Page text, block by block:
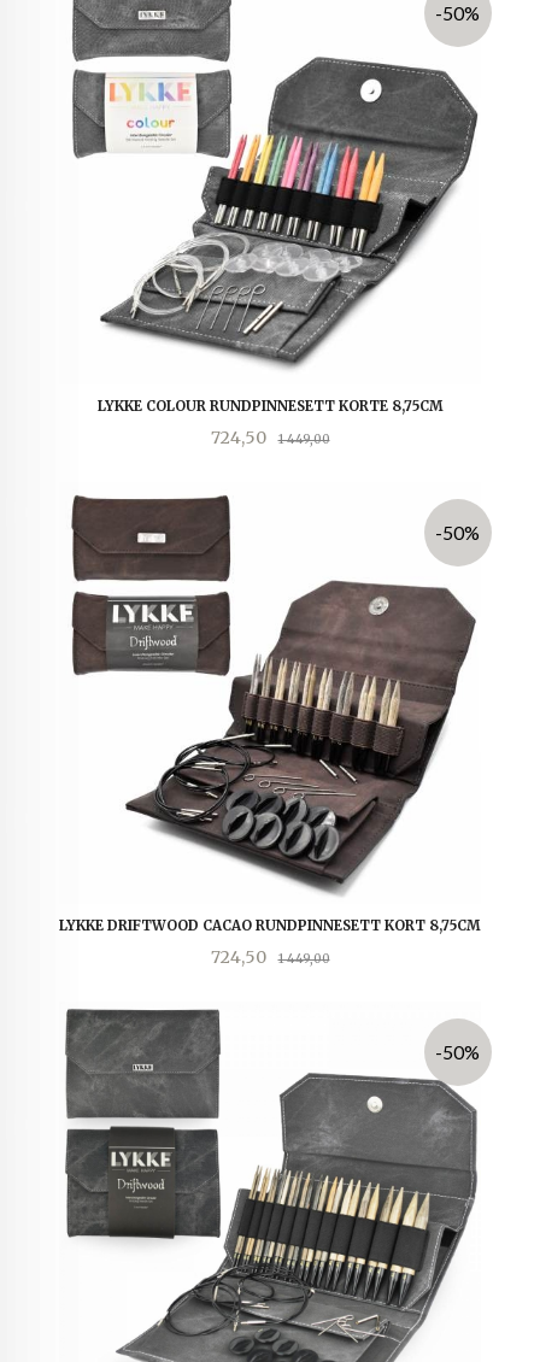
LYKKE COLOUR RUNDPINNESETT KORTE 8,75CM
Tilbud
724,50 1 449,00Rabatt
-50%
LYKKE DRIFTWOOD CACAO RUNDPINNESETT KORT 8,75CM
Tilbud
724,50 1 449,00Rabatt
-50%
-50%